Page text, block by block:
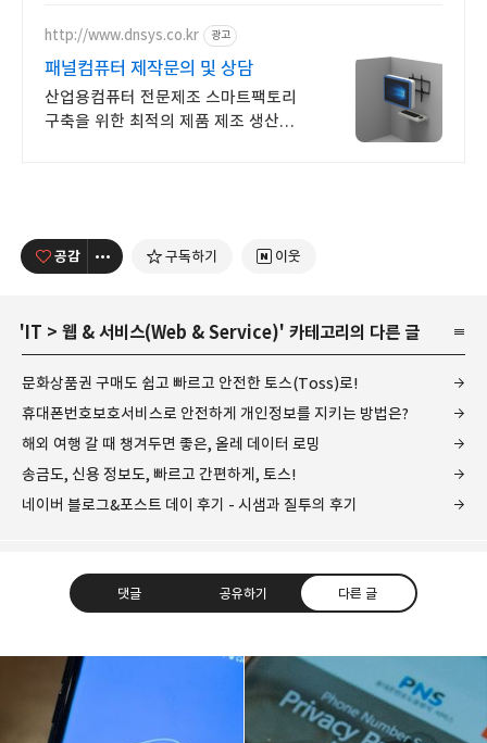
http://www.dnsys.co.kr 광고
패널컴퓨터 제작문의 및 상담
산업용컴퓨터 전문제조 스마트팩토리
구축을 위한 최적의 제품 제조 생산
공감 구독하기 이웃
'IT > 웹 & 서비스(Web & Service)' 카테고리의 다른 글
문화상품권 구매도 쉽고 빠르고 안전한 토스(Toss)로!
휴대폰번호보호서비스로 안전하게 개인정보를 지키는 방법은?
해외 여행 갈 때 챙겨두면 좋은, 올레 데이터 로밍
송금도, 신용 정보도, 빠르고 간편하게, 토스!
네이버 블로그&포스트 데이 후기 - 시샘과 질투의 후기
댓글 공유하기 다른 글
레이니아